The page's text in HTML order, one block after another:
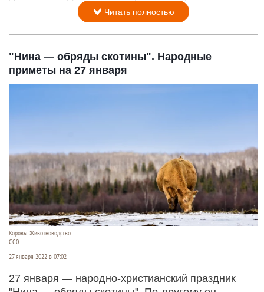
Читать полностью
"Нина — обряды скотины". Народные
приметы на 27 января
Коровы. Животноводство.
СС0
27 января 2022 в 07:02
27 января — народно-христианский праздник